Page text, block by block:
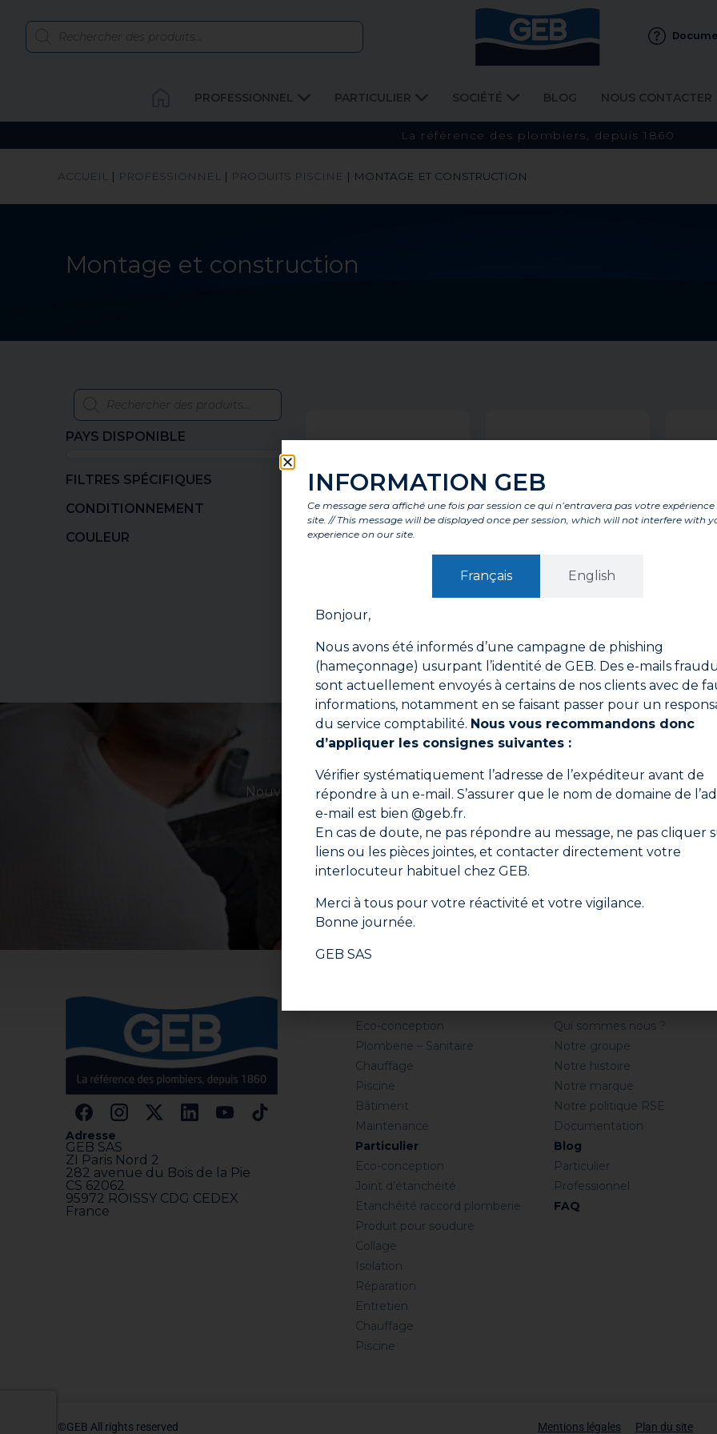
PROFESSIONNEL PARTICULIER SOCIÉTÉ BLOG NOUS CONTACTER
La référence des plombiers, depuis 1860
ACCUEIL | PROFESSIONNEL | PRODUITS PISCINE | MONTAGE ET CONSTRUCTION
Montage et construction
PAYS DISPONIBLE
FILTRES SPÉCIFIQUES
CONDITIONNEMENT
COULEUR
Ne manquez aucune actualité
Nouveaux produits, conseils d’experts et offres spéciales directement
En cliquant sur "S'inscrire", vous confirmez que vous acceptez nos
Adresse
GEB SAS
ZI Paris Nord 2
282 avenue du Bois de la Pie
CS 62062
95972 ROISSY CDG CEDEX
France
Eco-conception
Plomberie – Sanitaire
Chauffage
Piscine
Bâtiment
Maintenance
Particulier
Eco-conception
Joint d’étanchéité
Etanchéité raccord plomberie
Produit pour soudure
Collage
Isolation
Réparation
Entretien
Chauffage
Piscine
Qui sommes nous ?
Notre groupe
Notre histoire
Notre marque
Notre politique RSE
Documentation
Blog
Particulier
Professionnel
FAQ
©GEB All rights reserved Mentions légales Plan du site
INFORMATION GEB
Ce message sera affiché une fois par session ce qui n’entravera pas votre
site. // This message will be displayed once per session, which will not interfere with
experience on our site.
Français English
Bonjour,
Nous avons été informés d’une campagne de phishing
(hameçonnage) usurpant l’identité de GEB. Des e-mails
sont actuellement envoyés à certains de nos clients avec de
informations, notamment en se faisant passer pour un
du service comptabilité. Nous vous recommandons donc
d’appliquer les consignes suivantes :
Vérifier systématiquement l’adresse de l’expéditeur avant de
répondre à un e-mail. S’assurer que le nom de domaine de
e-mail est bien @geb.fr.
En cas de doute, ne pas répondre au message, ne pas cliquer
liens ou les pièces jointes, et contacter directement votre
interlocuteur habituel chez GEB.
Merci à tous pour votre réactivité et votre vigilance.
Bonne journée.
GEB SAS